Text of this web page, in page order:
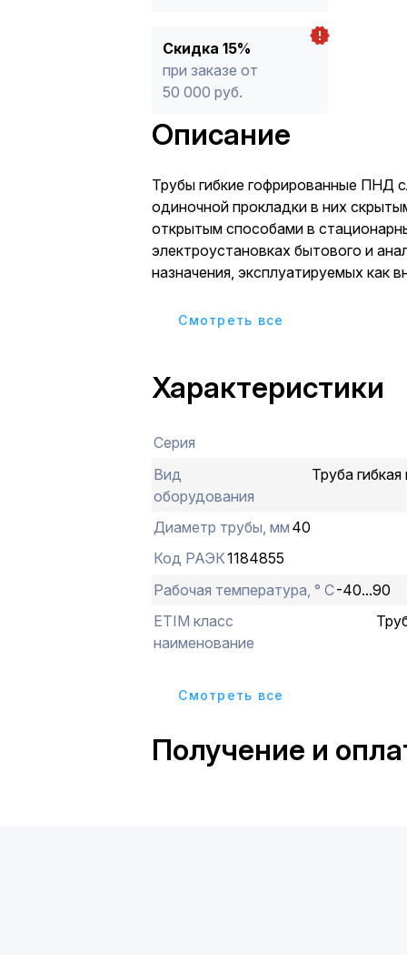
Скидка 15%
при заказе от
50 000 руб.
Описание
Трубы гибкие гофрированные ПНД
одиночной прокладки в них
открытым способами в
электроустановках бытового и
назначения, эксплуатируемых как
телефонных, компьютерных,
более 1000 В и выполненных
проводами.
Cмотреть все
Характеристики
Серия
Вид
оборудования
Труба
Диаметр трубы, мм 40
Код РАЭК1184855
Рабочая температура, ° С-40...90
ETIM класс
наименование
Cмотреть все
Получение и